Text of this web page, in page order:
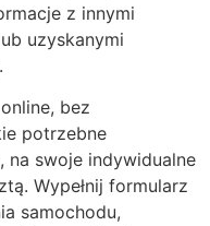
z innymi
uzyskanymi
bez
potrzebne
na swoje indywidualne
Wypełnij formularz
samochodu,